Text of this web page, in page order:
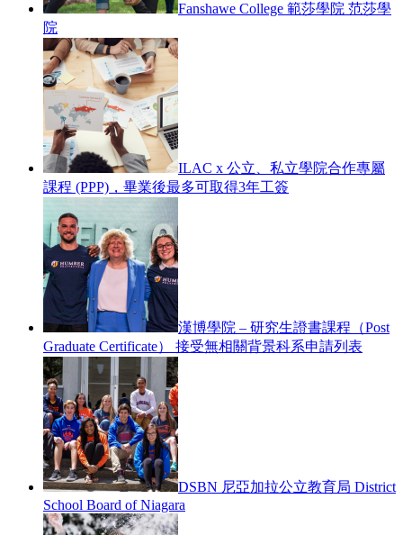
Fanshawe College 範莎學院 范莎學
院
ILAC x 公立、私立學院合作專屬
課程 (PPP)，畢業後最多可取得3年工簽
漢博學院 – 研究生證書課程（Post
Graduate Certificate） 接受無相關背景科系申請列表
DSBN 尼亞加拉公立教育局 District
School Board of Niagara